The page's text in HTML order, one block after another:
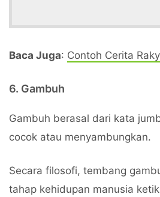
Baca Juga: Contoh Cerita
6. Gambuh
Gambuh berasal dari kata
cocok atau menyambungkan.
Secara filosofi, tembang
tahap kehidupan manusia